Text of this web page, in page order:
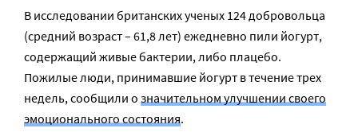
В исследовании британских ученых 124 добровольца
(средний возраст – 61,8 лет) ежедневно пили йогурт,
содержащий живые бактерии, либо плацебо.
Пожилые люди, принимавшие йогурт в течение трех
недель, сообщили о значительном улучшении своего
эмоционального состояния.